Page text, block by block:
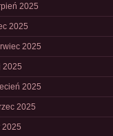
2025
2025
2025
2025
2025
2025
2025